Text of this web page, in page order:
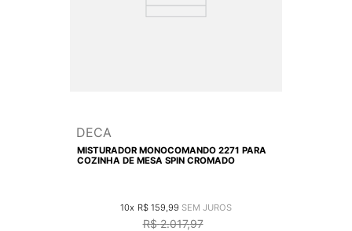
DECA
MISTURADOR MONOCOMANDO 2271 PARA
COZINHA DE MESA SPIN CROMADO
10 R$ 159 99
R$ 2.017,97